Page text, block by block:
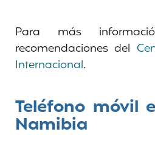
Para más
recomendaciones del
Internacional.
Teléfono móvil
Namibia